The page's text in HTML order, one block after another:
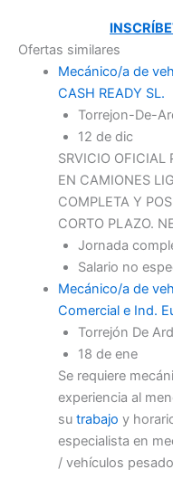
Ofertas similares
Mecánico/a de
CASH READY SL.
Torrejon-De-
12 de dic
SRVICIO OFICIAL
EN CAMIONES
COMPLETA Y
CORTO PLAZO.
Jornada
Salario no
Mecánico/a de
Comercial e Ind.
Torrejón De
18 de ene
Se requiere
experiencia al
su trabajo y
especialista en
/ vehículos